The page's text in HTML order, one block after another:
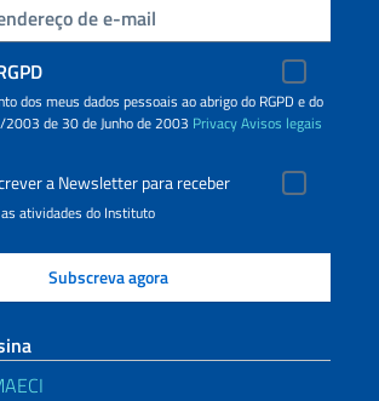
dos meus dados pessoais ao abrigo do RGPD e do
de 30 de Junho de 2003 PrivacyAvisos legais
a Newsletter para receber
atividades do Instituto